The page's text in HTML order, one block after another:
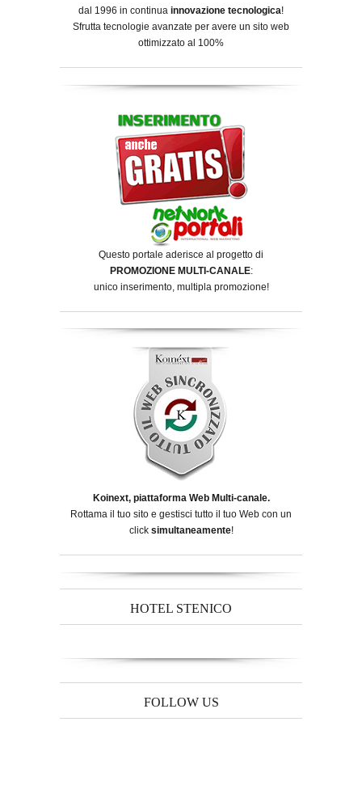
dal 1996 in continua innovazione tecnologica!
Sfrutta tecnologie avanzate per avere un sito web
ottimizzato al 100%
Questo portale aderisce al progetto di
PROMOZIONE MULTI-CANALE:
unico inserimento, multipla promozione!
Koinext, piattaforma Web Multi-canale.
Rottama il tuo sito e gestisci tutto il tuo Web con un
click simultaneamente!
HOTEL STENICO
FOLLOW US